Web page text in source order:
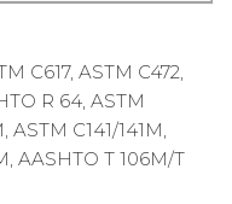
C617, ASTM C472,
R 64, ASTM
ASTM C141/141M,
AASHTO T 106M/T